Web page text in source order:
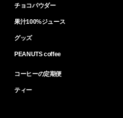
チョコパウダー
果汁100%ジュース
グッズ
PEANUTS coffee
コーヒーの定期便
ティー